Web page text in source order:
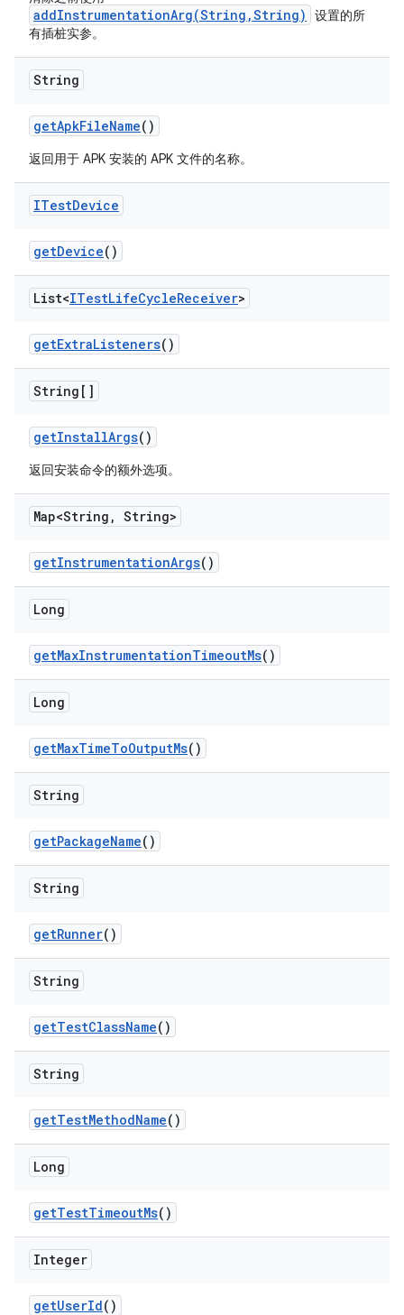
addInstrumentationArg(String,String)
设置的所
有插桩实参。
String
getApkFileName()
返回用于 APK 安装的 APK 文件的名称。
ITestDevice
getDevice()
List<ITestLifeCycleReceiver>
getExtraListeners()
String[]
getInstallArgs()
返回安装命令的额外选项。
Map<String , String>
getInstrumentationArgs()
Long
getMaxInstrumentationTimeoutMs()
Long
getMaxTimeToOutputMs()
String
getPackageName()
String
getRunner()
String
getTestClassName()
String
getTestMethodName()
Long
getTestTimeoutMs()
Integer
getUserId()